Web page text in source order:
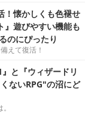
！懐かしくも色褪せ
』遊びやすい機能も
のにぴったり
えて復活！
と『ウィザードリ
ないRPG"の沼にど